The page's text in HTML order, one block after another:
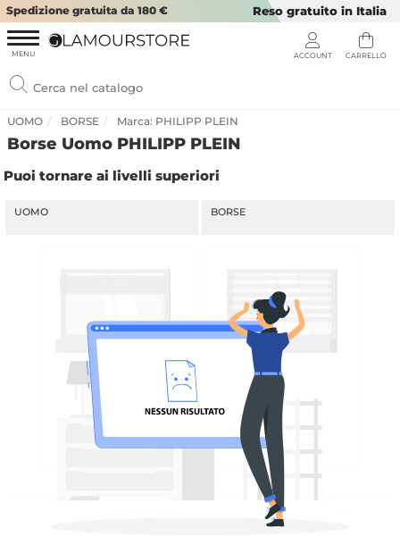
Spedizione gratuita da 180 € Reso gratuito in Italia
UOMO BORSE Marca: PHILIPP PLEIN
Borse Uomo PHILIPP PLEIN
Puoi tornare ai livelli superiori
UOMO BORSE